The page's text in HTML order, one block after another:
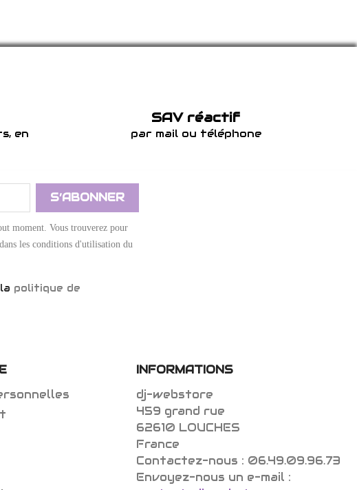
en
SAV réactif
par mail ou téléphone
moment. Vous trouverez pour
les conditions d'utilisation du
politique de
INFORMATIONS
dj-webstore
459 grand rue
62610 LOUCHES
France
Contactez-nous : 06.49.09.96.73
Envoyez-nous un e-mail :